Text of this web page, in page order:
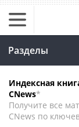
Разделы
Индексная
CNews*
Получите все
CNews по